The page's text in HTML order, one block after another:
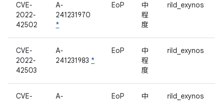
CVE-
2022-
42502
A-
241231970
*
EoP
中
程
度
rild_exynos
CVE-
2022-
42503
A-
241231983 *
EoP
中
程
度
rild_exynos
CVE-
A-
EoP
中
rild_exynos